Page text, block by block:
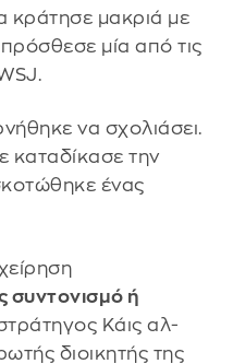
κράτησε μακριά με
μία από τις
να σχολιάσει.
καταδίκασε την
ένας
συντονισμό ή
Κάις αλ-
διοικητής της